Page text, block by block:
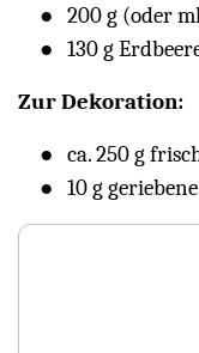
200 g (oder
130 g
Zur Dekoration:
ca. 250 g
10 g